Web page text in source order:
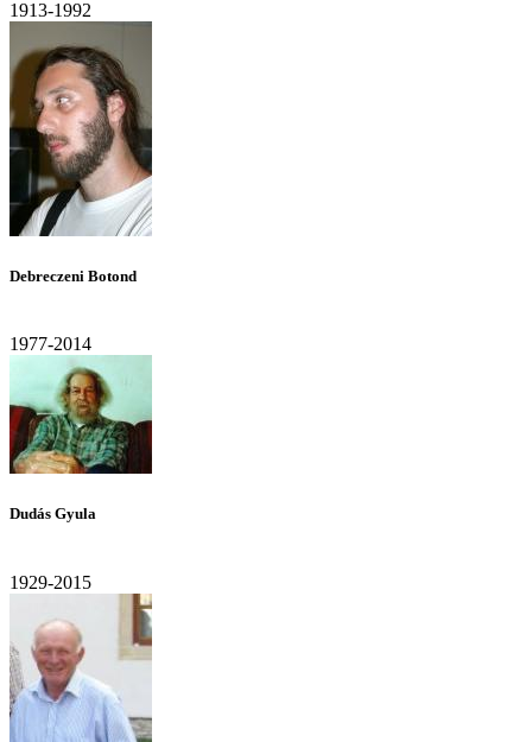
1913-1992
Debreczeni Botond
1977-2014
Dudás Gyula
1929-2015